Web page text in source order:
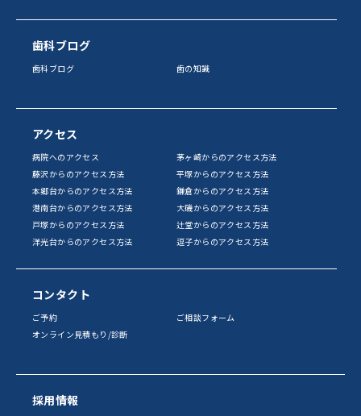
歯科ブログ
歯科ブログ 歯の知識
アクセス
病院へのアクセス
茅ヶ崎からのアクセス方法
藤沢からのアクセス方法
平塚からのアクセス方法
本郷台からのアクセス方法
鎌倉からのアクセス方法
港南台からのアクセス方法
大磯からのアクセス方法
戸塚からのアクセス方法
辻堂からのアクセス方法
洋光台からのアクセス方法
逗子からのアクセス方法
コンタクト
ご予約
ご相談フォーム
オンライン見積もり/診断
採用情報